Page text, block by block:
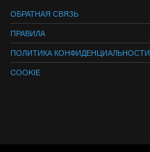
ОБРАТНАЯ СВЯЗЬ
ПРАВИЛА
ПОЛИТИКА КОНФИДЕНЦИАЛЬНОСТИ
COOKIE